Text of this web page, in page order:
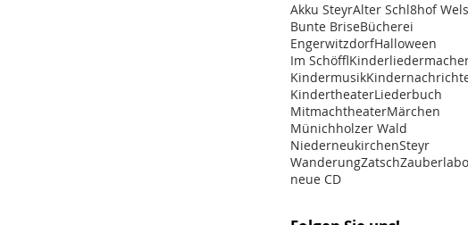
Akku SteyrAlter Schl8hof Wels
Bunte BriseBücherei
EngerwitzdorfHalloween
Im Schöffl
Kindermusik
KindertheaterLiederbuch
MitmachtheaterMärchen
Münichholzer Wald
NiederneukirchenSteyr
WanderungZatsch
neue CD